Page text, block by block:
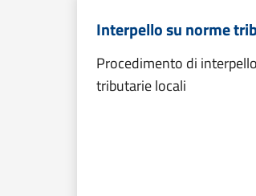
Interpello su norme
Procedimento di
tributarie locali